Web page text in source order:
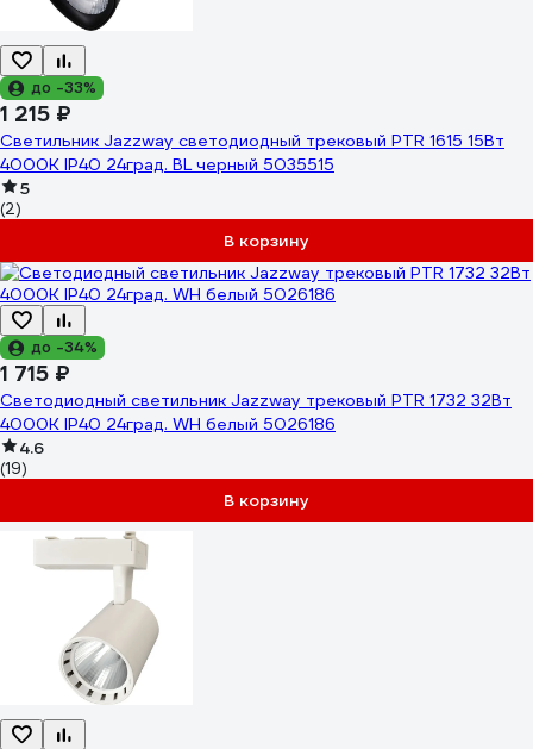
до -33%
1 215 ₽
Светильник Jazzway светодиодный трековый PTR 1615 15Вт
4000К IP40 24град. BL черный 5035515
5
(2)
В корзину
до -34%
1 715 ₽
Светодиодный светильник Jazzway трековый PTR 1732 32Вт
4000К IP40 24град. WH белый 5026186
4.6
(19)
В корзину